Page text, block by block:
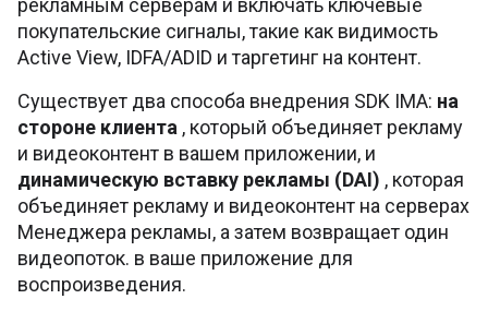
рекламным серверам и включать ключевые
покупательские сигналы, такие как видимость
Active View, IDFA/ADID и таргетинг на контент.
Существует два способа внедрения SDK IMA: на
стороне клиента , который объединяет рекламу
и видеоконтент в вашем приложении, и
динамическую вставку рекламы (DAI) , которая
объединяет рекламу и видеоконтент на серверах
Менеджера рекламы, а затем возвращает один
видеопоток. в ваше приложение для
воспроизведения.